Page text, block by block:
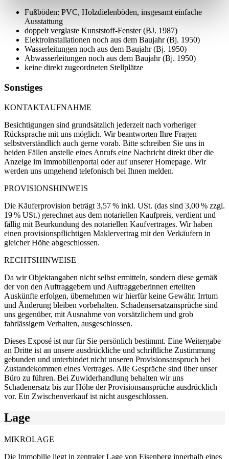
Fußböden: PVC, Holzdielenböden, insgesamt einfache
Ausstattung
doppelt verglaste Kunststoff-Fenster (BJ. 1987)
Elektroinstallationen noch aus dem Baujahr (Bj. 1950)
Wasserleitungen noch aus dem Baujahr (Bj. 1950)
Abwasserleitungen noch aus dem Baujahr (Bj. 1950)
keine direkt zugeordneten Stellplätze
Sonstiges
KONTAKTAUFNAHME
Besichtigungen sind grundsätzlich jederzeit nach vorheriger
Rücksprache mit uns möglich. Wir beantworten Ihre Fragen
selbstverständlich auch gerne vorab. Bitte schreiben Sie uns in
beiden Fällen anstelle eines Anrufs eine Nachricht direkt über die
Anzeige im Immobilienportal oder auf unserer Homepage. Wir
werden uns umgehend telefonisch bei Ihnen melden.
PROVISIONSHINWEIS
Die Käuferprovision beträgt 3,57 % inkl. USt. (das sind 3,00 % zzgl.
19 % USt.) gerechnet aus dem notariellen Kaufpreis, verdient und
fällig mit Beurkundung des notariellen Kaufvertrages. Wir haben
einen provisionspflichtigen Maklervertrag mit den Verkäufern in
gleicher Höhe abgeschlossen.
RECHTSHINWEISE
Da wir Objektangaben nicht selbst ermitteln, sondern diese gemäß
der von den Auftraggebern und Auftraggeberinnen erteilten
Auskünfte erfolgen, übernehmen wir hierfür keine Gewähr. Irrtum
und Änderung bleiben vorbehalten. Schadensersatzansprüche sind
uns gegenüber, mit Ausnahme von vorsätzlichem und grob
fahrlässigem Verhalten, ausgeschlossen.
Dieses Exposé ist nur für Sie persönlich bestimmt. Eine Weitergabe
an Dritte ist an unsere ausdrückliche und schriftliche Zustimmung
gebunden und unterbindet nicht unseren Provisionsanspruch bei
Zustandekommen eines Vertrages. Alle Gespräche sind über unser
Büro zu führen. Bei Zuwiderhandlung behalten wir uns
Schadenersatz bis zur Höhe der Provisionsansprüche ausdrücklich
vor. Ein Zwischenverkauf ist nicht ausgeschlossen.
Lage
MIKROLAGE
Die Immobilie liegt in zentraler Lage von Eisenberg innerhalb eines